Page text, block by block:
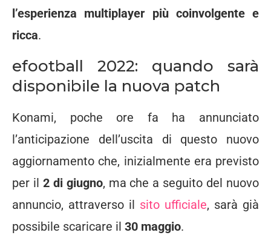
l’esperienza multiplayer più coinvolgente e
ricca.
efootball 2022: quando sarà
disponibile la nuova patch
Konami, poche ore fa ha annunciato
l’anticipazione dell’uscita di questo nuovo
aggiornamento che, inizialmente era previsto
per il 2 di giugno, ma che a seguito del nuovo
annuncio, attraverso il sito ufficiale, sarà già
possibile scaricare il 30 maggio.